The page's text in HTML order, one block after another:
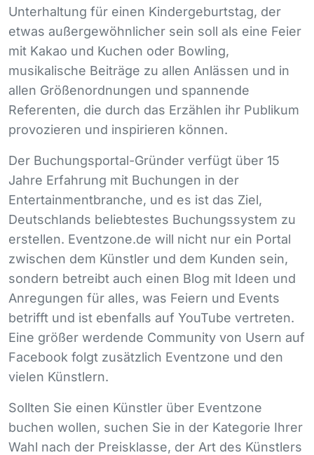
Unterhaltung für einen Kindergeburtstag, der
etwas außergewöhnlicher sein soll als eine Feier
mit Kakao und Kuchen oder Bowling,
musikalische Beiträge zu allen Anlässen und in
allen Größenordnungen und spannende
Referenten, die durch das Erzählen ihr Publikum
provozieren und inspirieren können.
Der Buchungsportal-Gründer verfügt über 15
Jahre Erfahrung mit Buchungen in der
Entertainmentbranche, und es ist das Ziel,
Deutschlands beliebtestes Buchungssystem zu
erstellen. Eventzone.de will nicht nur ein Portal
zwischen dem Künstler und dem Kunden sein,
sondern betreibt auch einen Blog mit Ideen und
Anregungen für alles, was Feiern und Events
betrifft und ist ebenfalls auf YouTube vertreten.
Eine größer werdende Community von Usern auf
Facebook folgt zusätzlich Eventzone und den
vielen Künstlern.
Sollten Sie einen Künstler über Eventzone
buchen wollen, suchen Sie in der Kategorie Ihrer
Wahl nach der Preisklasse, der Art des Künstlers